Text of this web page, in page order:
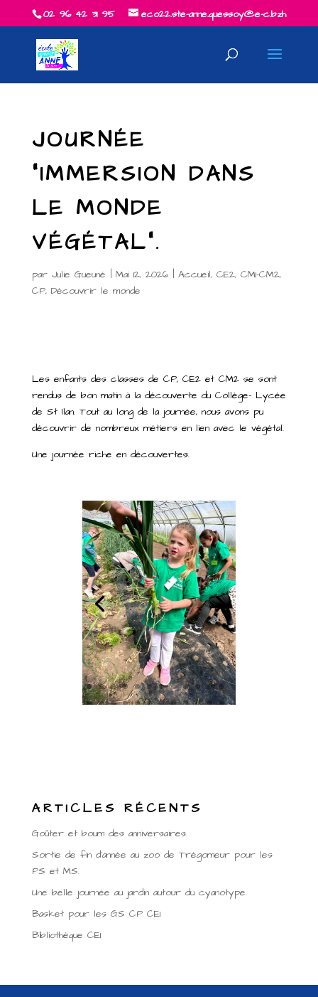
02 96 42 31 95 eco22.ste-anne.quessoy@e-c.bzh
JOURNÉE
“IMMERSION DANS
LE MONDE
VÉGÉTAL”.
par Julie Gueuné | Mai 12, 2026| Accueil, CE2, CM1-CM2,
CP, Découvrir le monde
Les enfants des classes de CP, CE2 et CM2 se sont
rendus de bon matin à la découverte du Collège- Lycée
de St Ilan. Tout au long de la journée, nous avons pu
découvrir de nombreux métiers en lien avec le végétal.
Une journée riche en découvertes.
ARTICLES RÉCENTS
Goûter et boum des anniversaires.
Sortie de fin d’année au zoo de Trégomeur pour les
PS et MS.
Une belle journée au jardin autour du cyanotype.
Basket pour les GS CP CE1
Bibliothèque CE1